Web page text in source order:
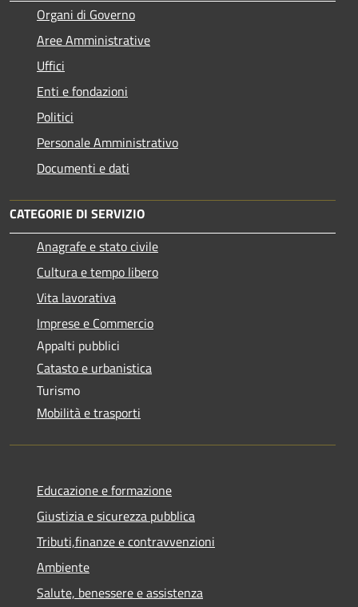
Organi di Governo
Aree Amministrative
Uffici
Enti e fondazioni
Politici
Personale Amministrativo
Documenti e dati
CATEGORIE DI SERVIZIO
Anagrafe e stato civile
Cultura e tempo libero
Vita lavorativa
Imprese e Commercio
Appalti pubblici
Catasto e urbanistica
Turismo
Mobilità e trasporti
Educazione e formazione
Giustizia e sicurezza pubblica
Tributi,finanze e contravvenzioni
Ambiente
Salute, benessere e assistenza